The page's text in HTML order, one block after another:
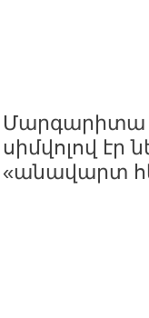
Մարգարիտա
սիմվոլով էր
«անավարտ